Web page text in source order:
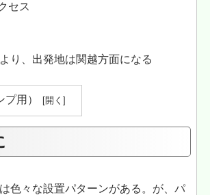
セス
り、出発地は関越方面になる
用）
色々な設置パターンがある。が、パ